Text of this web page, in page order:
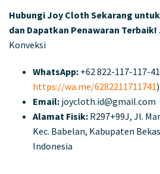
Hubungi Joy Cloth Sekarang
dan Dapatkan Penawaran Terbaik!
Konveksi
WhatsApp: +62 822-117-117-
https://wa.me/6282211711741)
Email: joycloth.id@gmail.com
Alamat Fisik: R297+99J, Jl.
Kec. Babelan, Kabupaten
Indonesia